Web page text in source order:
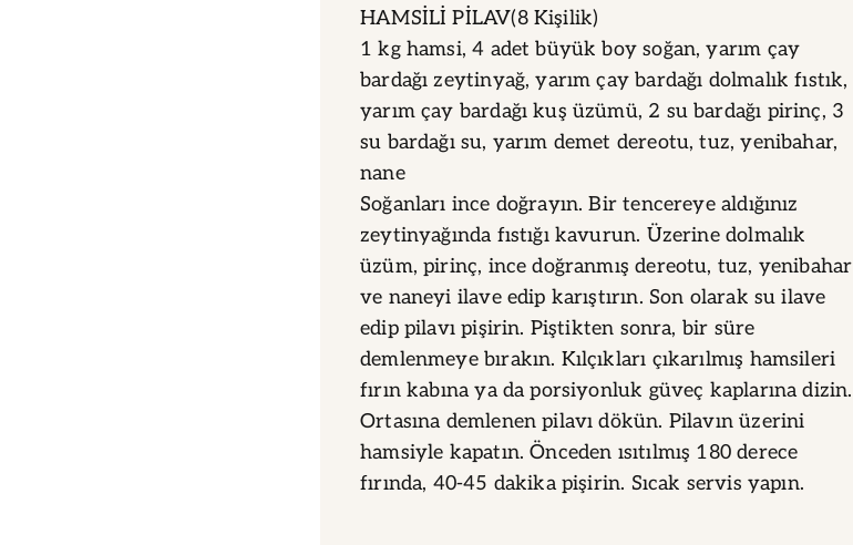
HAMSİLİ PİLAV(8 Kişilik)
1 kg hamsi, 4 adet büyük boy soğan, yarım çay
bardağı zeytinyağ, yarım çay bardağı dolmalık fıstık,
yarım çay bardağı kuş üzümü, 2 su bardağı pirinç, 3
su bardağı su, yarım demet dereotu, tuz, yenibahar,
nane
Soğanları ince doğrayın. Bir tencereye aldığınız
zeytinyağında fıstığı kavurun. Üzerine dolmalık
üzüm, pirinç, ince doğranmış dereotu, tuz, yenibahar
ve naneyi ilave edip karıştırın. Son olarak su ilave
edip pilavı pişirin. Piştikten sonra, bir süre
demlenmeye bırakın. Kılçıkları çıkarılmış hamsileri
fırın kabına ya da porsiyonluk güveç kaplarına dizin.
Ortasına demlenen pilavı dökün. Pilavın üzerini
hamsiyle kapatın. Önceden ısıtılmış 180 derece
fırında, 40-45 dakika pişirin. Sıcak servis yapın.